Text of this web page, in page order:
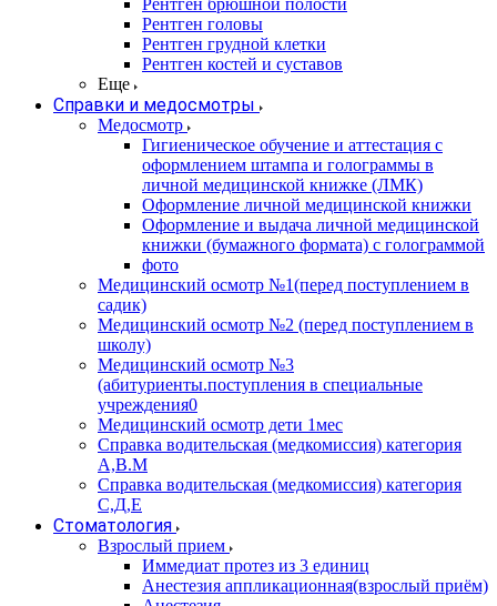
Рентген брюшной полости
Рентген головы
Рентген грудной клетки
Рентген костей и суставов
Еще
Справки и медосмотры
Медосмотр
Гигиеническое обучение и аттестация с
оформлением штампа и голограммы в
личной медицинской книжке (ЛМК)
Оформление личной медицинской книжки
Оформление и выдача личной медицинской
книжки (бумажного формата) с голограммой
фото
Медицинский осмотр №1(перед поступлением в
садик)
Медицинский осмотр №2 (перед поступлением в
школу)
Медицинский осмотр №3
(абитуриенты.поступления в специальные
учреждения0
Медицинский осмотр дети 1мес
Справка водительская (медкомиссия) категория
А,В.М
Справка водительская (медкомиссия) категория
С,Д,Е
Стоматология
Взрослый прием
Иммедиат протез из 3 единиц
Анестезия аппликационная(взрослый приём)